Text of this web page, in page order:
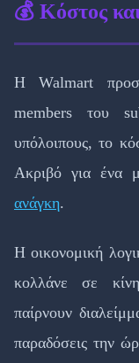
💰 Κόστος
Η Walmart
members του
υπόλοιπους, το
Ακριβό για ένα
ανάγκη.
Η οικονομική
κολλάνε σε
παίρνουν
παραδόσεις την